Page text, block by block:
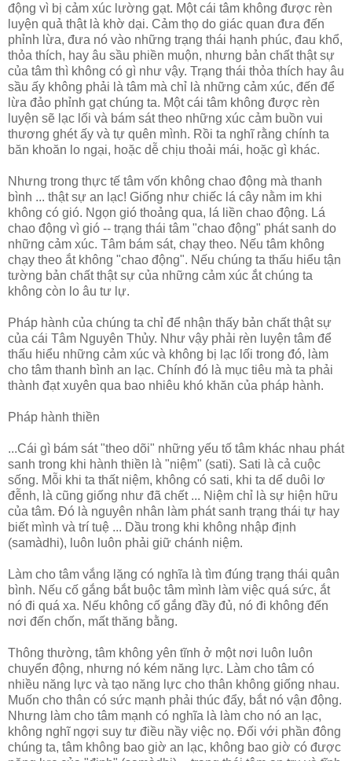
động vì bị cảm xúc lường gạt. Một cái tâm không được rèn
luyện quả thật là khờ dại. Cảm thọ do giác quan đưa đến
phỉnh lừa, đưa nó vào những trạng thái hạnh phúc, đau khổ,
thỏa thích, hay âu sầu phiền muộn, nhưng bản chất thật sự
của tâm thì không có gì như vậy. Trạng thái thỏa thích hay âu
sầu ấy không phải là tâm mà chỉ là những cảm xúc, đến để
lừa đảo phỉnh gạt chúng ta. Một cái tâm không được rèn
luyện sẽ lạc lối và bám sát theo những xúc cảm buồn vui
thương ghét ấy và tự quên mình. Rồi ta nghĩ rằng chính ta
băn khoăn lo ngại, hoặc dễ chịu thoải mái, hoặc gì khác.
Nhưng trong thực tế tâm vốn không chao động mà thanh
bình ... thật sự an lạc! Giống như chiếc lá cây nằm im khi
không có gió. Ngọn gió thoảng qua, lá liền chao động. Lá
chao động vì gió -- trạng thái tâm "chao động" phát sanh do
những cảm xúc. Tâm bám sát, chạy theo. Nếu tâm không
chạy theo ắt không "chao động". Nếu chúng ta thấu hiểu tận
tường bản chất thật sự của những cảm xúc ắt chúng ta
không còn lo âu tư lự.
Pháp hành của chúng ta chỉ để nhận thấy bản chất thật sự
của cái Tâm Nguyên Thủy. Như vậy phải rèn luyện tâm để
thấu hiểu những cảm xúc và không bị lạc lối trong đó, làm
cho tâm thanh bình an lạc. Chính đó là mục tiêu mà ta phải
thành đạt xuyên qua bao nhiêu khó khăn của pháp hành.
Pháp hành thiền
...Cái gì bám sát "theo dõi" những yếu tố tâm khác nhau phát
sanh trong khi hành thiền là "niệm" (sati). Sati là cả cuộc
sống. Mỗi khi ta thất niệm, không có sati, khi ta dể duôi lơ
đễnh, là cũng giống như đã chết ... Niệm chỉ là sự hiện hữu
của tâm. Đó là nguyên nhân làm phát sanh trạng thái tự hay
biết mình và trí tuệ ... Dầu trong khi không nhập định
(samàdhi), luôn luôn phải giữ chánh niệm.
Làm cho tâm vắng lặng có nghĩa là tìm đúng trạng thái quân
bình. Nếu cố gắng bắt buộc tâm mình làm việc quá sức, ắt
nó đi quá xa. Nếu không cố gắng đầy đủ, nó đi không đến
nơi đến chốn, mất thăng bằng.
Thông thường, tâm không yên tĩnh ở một nơi luôn luôn
chuyển động, nhưng nó kém năng lực. Làm cho tâm có
nhiều năng lực và tạo năng lực cho thân không giống nhau.
Muốn cho thân có sức mạnh phải thúc đẩy, bắt nó vận động.
Nhưng làm cho tâm mạnh có nghĩa là làm cho nó an lạc,
không nghĩ ngợi suy tư điều nầy việc nọ. Đối với phần đông
chúng ta, tâm không bao giờ an lạc, không bao giờ có được